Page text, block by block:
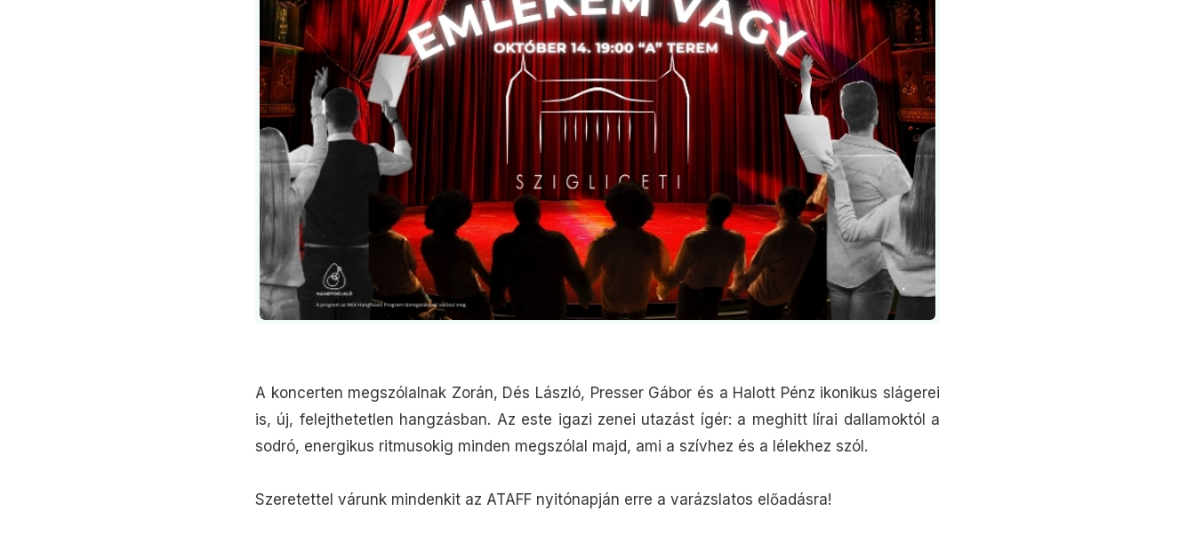
A koncerten megszólalnak Zorán, Dés László, Presser Gábor és a Halott Pénz ikonikus slágerei
is, új, felejthetetlen hangzásban. Az este igazi zenei utazást ígér: a meghitt lírai dallamoktól a
sodró, energikus ritmusokig minden megszólal majd, ami a szívhez és a lélekhez szól.
Szeretettel várunk mindenkit az ATAFF nyitónapján erre a varázslatos előadásra!